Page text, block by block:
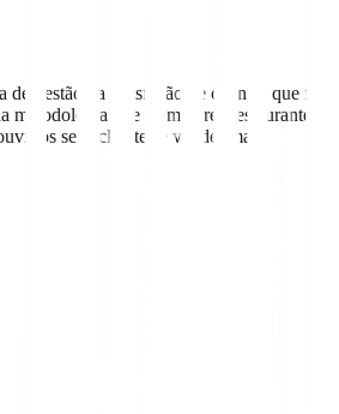
de gestão da satisfação de clientes que foi
metodologia que os maiores restaurantes
os seus clientes e vender mais.